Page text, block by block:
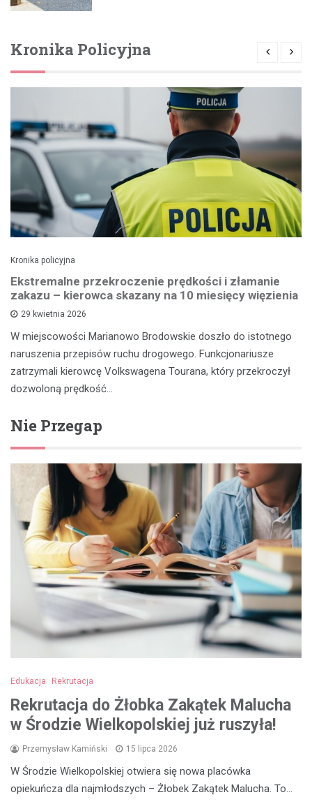
Kronika Policyjna
Kronika policyjna
Ekstremalne przekroczenie prędkości i złamanie
zakazu – kierowca skazany na 10 miesięcy więzienia
29 kwietnia 2026
W miejscowości Marianowo Brodowskie doszło do istotnego
naruszenia przepisów ruchu drogowego. Funkcjonariusze
zatrzymali kierowcę Volkswagena Tourana, który przekroczył
dozwoloną prędkość…
Nie Przegap
Edukacja Rekrutacja
Rekrutacja do Żłobka Zakątek Malucha
w Środzie Wielkopolskiej już ruszyła!
Przemysław Kamiński 15 lipca 2026
W Środzie Wielkopolskiej otwiera się nowa placówka
opiekuńcza dla najmłodszych – Żłobek Zakątek Malucha. To…